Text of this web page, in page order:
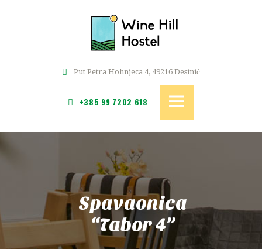
Put Petra Hohnjeca 4, 49216 Desinić
+385 99 7202 618
Spavaonica
“Tabor 4”
WINE HILL
POČETNA
SOBE
CJENIK
REZERVACIJE
GALERIJA
KONTAKT